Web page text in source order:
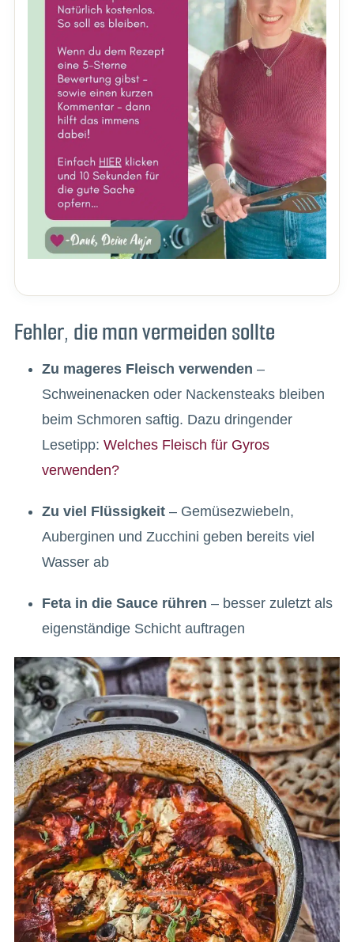
Fehler, die man vermeiden sollte
Zu mageres Fleisch verwenden –
Schweinenacken oder Nackensteaks bleiben
beim Schmoren saftig. Dazu dringender
Lesetipp: Welches Fleisch für Gyros
verwenden?
Zu viel Flüssigkeit– Gemüsezwiebeln,
Auberginen und Zucchini geben bereits viel
Wasser ab
Feta in die Sauce rühren – besser zuletzt als
eigenständige Schicht auftragen